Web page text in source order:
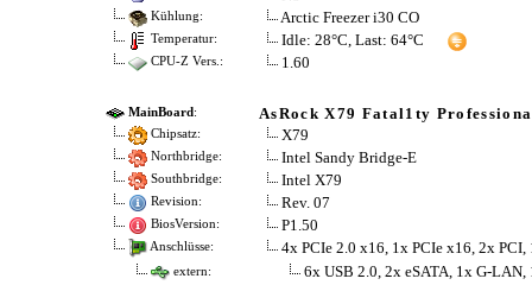
Kühlung: Arctic Freezer i30 CO
Temperatur: Idle: 28°C, Last: 64°C
CPU-Z Vers.: 1.60
MainBoard: AsRock X79 Fatal1ty
Chipsatz: X79
Northbridge: Intel Sandy Bridge-E
Southbridge: Intel X79
Revision: Rev. 07
BiosVersion: P1.50
Anschlüsse: 4x PCIe 2.0 x16, 1x PCIe x16, 2x
extern: 6x USB 2.0, 2x eSATA, 1x G-LAN,